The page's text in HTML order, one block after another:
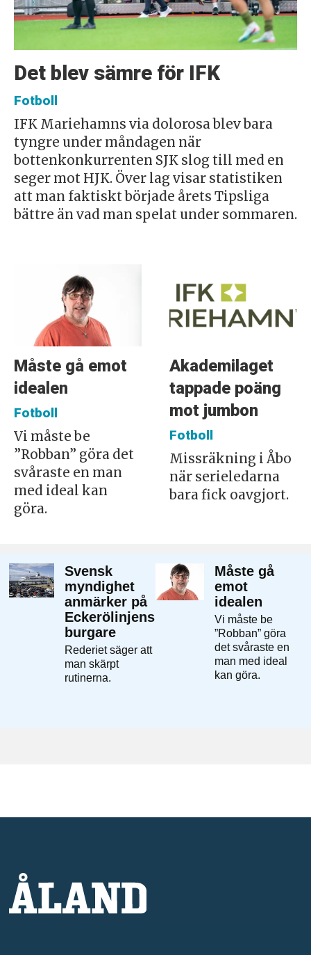
Det blev sämre för IFK
Fotboll
IFK Mariehamns via dolorosa blev bara
tyngre under måndagen när
bottenkonkurrenten SJK slog till med en
seger mot HJK. Över lag visar statistiken
att man faktiskt började årets Tipsliga
bättre än vad man spelat under sommaren.
Måste gå emot
idealen
Fotboll
Vi måste be
”Robban” göra det
svåraste en man
med ideal kan
göra.
Akademilaget
tappade poäng
mot jumbon
Fotboll
Missräkning i Åbo
när serieledarna
bara fick oavgjort.